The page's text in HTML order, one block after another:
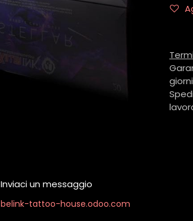
giorni
Inviaci un messaggio
belink-tattoo-house.odoo.com